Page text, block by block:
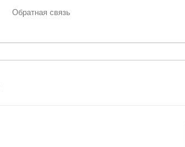
Обратная связь